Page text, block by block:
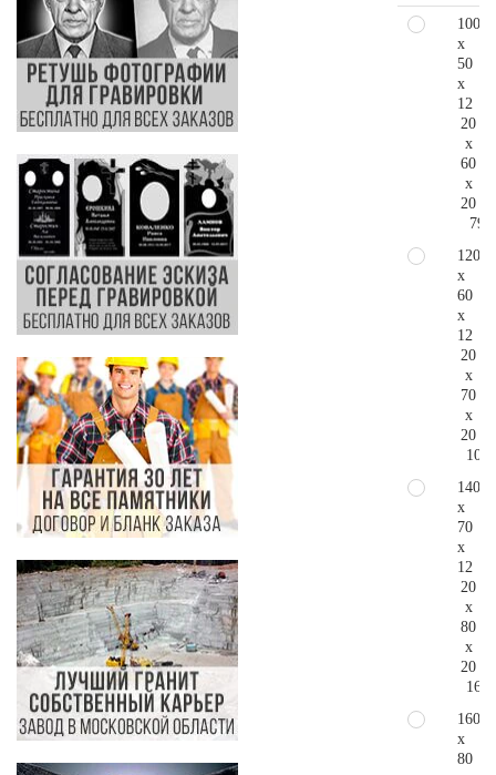
100
x
50
x
12
20
x
60
x
20
120
x
60
x
12
20
x
70
x
20
140
x
70
x
12
20
x
80
x
20
160
x
80